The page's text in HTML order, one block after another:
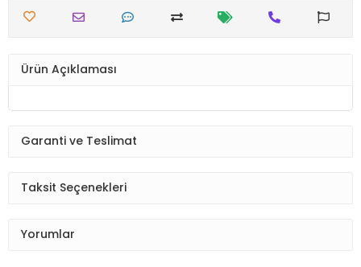
Ürün Açıklaması
Garanti ve Teslimat
Taksit Seçenekleri
Yorumlar